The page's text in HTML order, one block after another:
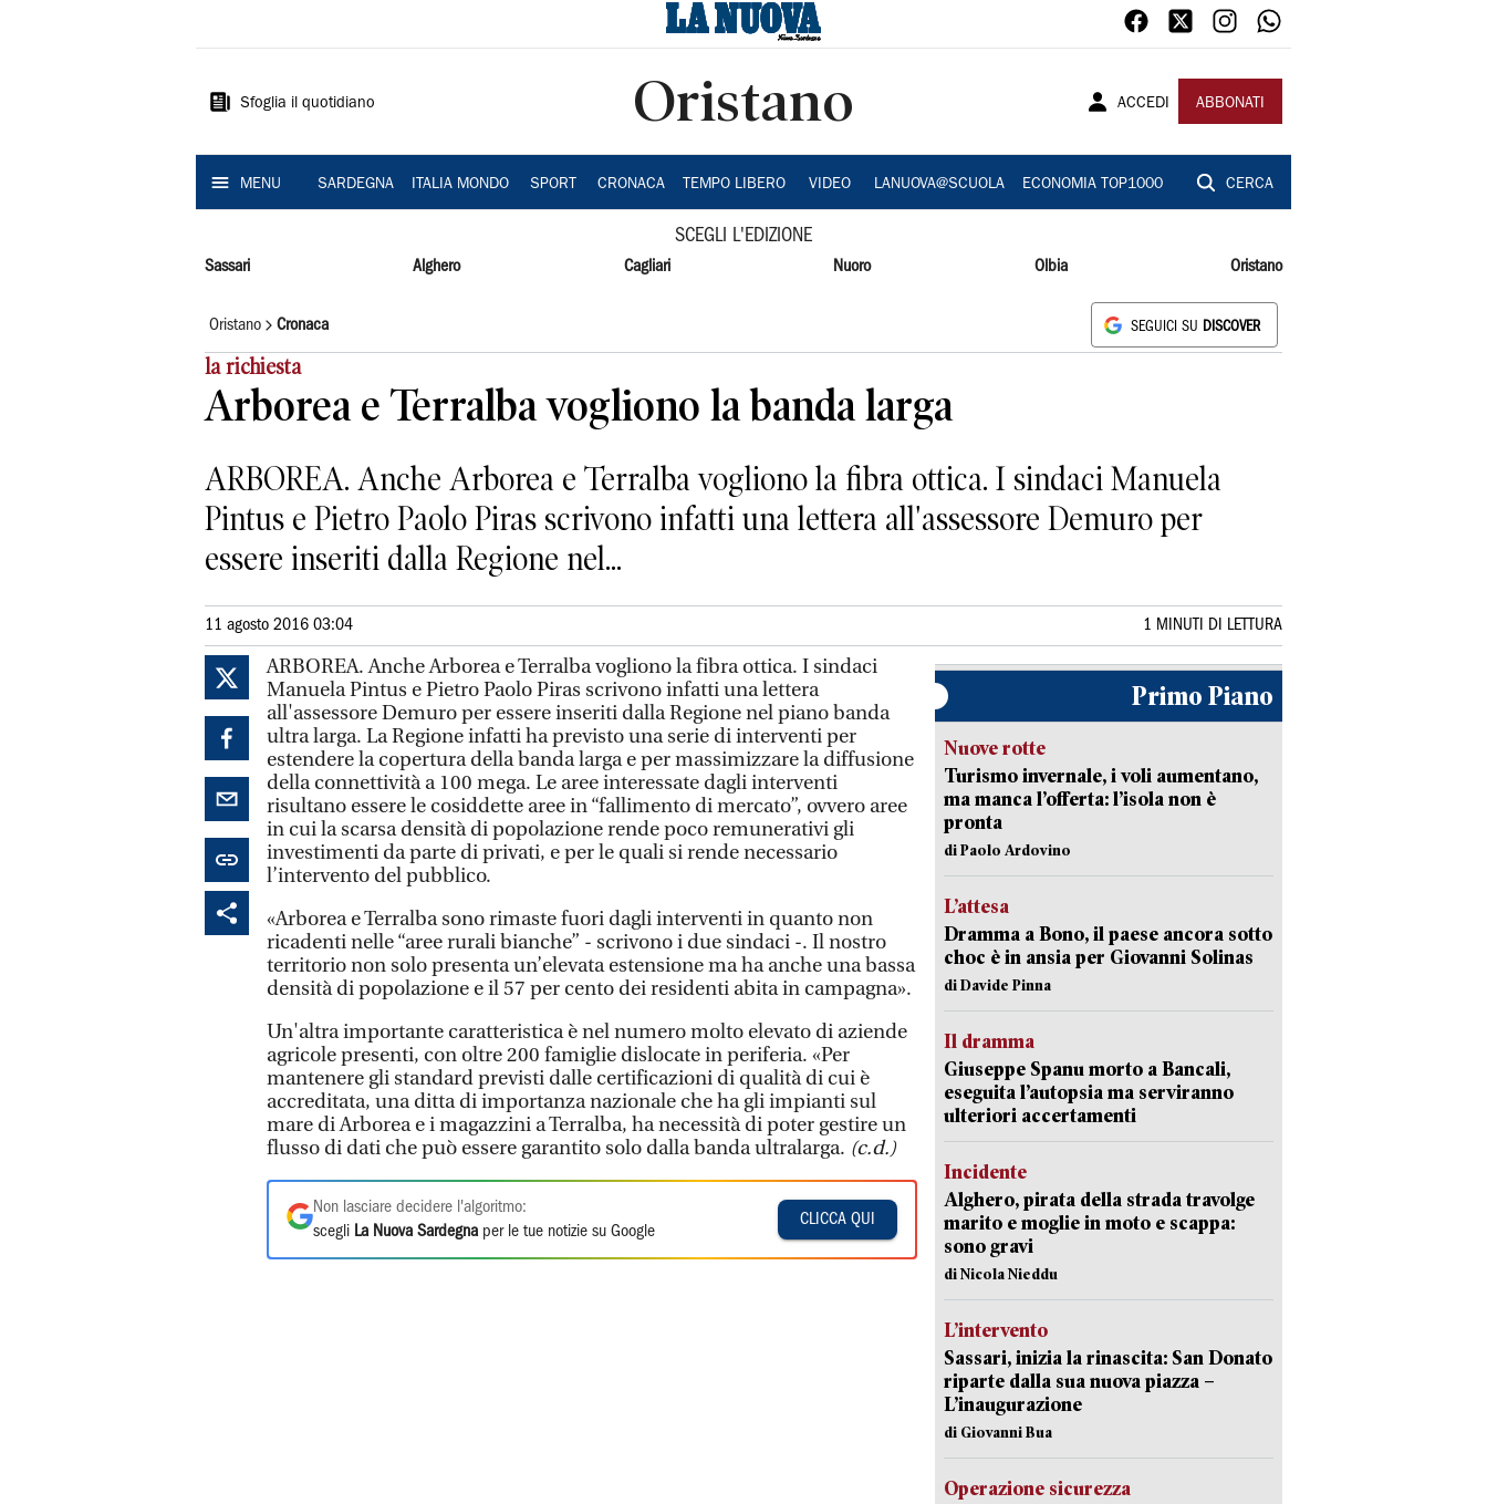
Sardegna
Sfoglia il quotidiano Oristano ACCEDI ABBONATI
MENU SARDEGNA ITALIA MONDO SPORT CRONACA TEMPO LIBERO VIDEO LANUOVA@SCUOLA ECONOMIA TOP1000 CERCA
SCEGLI L'EDIZIONE
Sassari Alghero Cagliari Nuoro Olbia Oristano
Oristano Cronaca SEGUICI SU DISCOVER
la richiesta
Arborea e Terralba vogliono la banda larga
ARBOREA. Anche Arborea e Terralba vogliono la fibra ottica. I sindaci Manuela
Pintus e Pietro Paolo Piras scrivono infatti una lettera all'assessore Demuro per
essere inseriti dalla Regione nel...
11 agosto 2016 03:04 1 MINUTI DI LETTURA
ARBOREA. Anche Arborea e Terralba vogliono la fibra ottica. I sindaci
Manuela Pintus e Pietro Paolo Piras scrivono infatti una lettera
all'assessore Demuro per essere inseriti dalla Regione nel piano banda
ultra larga. La Regione infatti ha previsto una serie di interventi per
estendere la copertura della banda larga e per massimizzare la diffusione
della connettività a 100 mega. Le aree interessate dagli interventi
risultano essere le cosiddette aree in “fallimento di mercato”, ovvero aree
in cui la scarsa densità di popolazione rende poco remunerativi gli
investimenti da parte di privati, e per le quali si rende necessario
l’intervento del pubblico.
«Arborea e Terralba sono rimaste fuori dagli interventi in quanto non
ricadenti nelle “aree rurali bianche” - scrivono i due sindaci -. Il nostro
territorio non solo presenta un’elevata estensione ma ha anche una bassa
densità di popolazione e il 57 per cento dei residenti abita in campagna».
Un'altra importante caratteristica è nel numero molto elevato di aziende
agricole presenti, con oltre 200 famiglie dislocate in periferia. «Per
mantenere gli standard previsti dalle certificazioni di qualità di cui è
accreditata, una ditta di importanza nazionale che ha gli impianti sul
mare di Arborea e i magazzini a Terralba, ha necessità di poter gestire un
flusso di dati che può essere garantito solo dalla banda ultralarga. (c.d.)
Non lasciare decidere l'algoritmo:
scegli La Nuova Sardegna per le tue notizie su Google
CLICCA QUI
Primo Piano
Nuove rotte
Turismo invernale, i voli aumentano,
ma manca l’offerta: l’isola non è
pronta
di Paolo Ardovino
L’attesa
Dramma a Bono, il paese ancora sotto
choc è in ansia per Giovanni Solinas
di Davide Pinna
Il dramma
Giuseppe Spanu morto a Bancali,
eseguita l’autopsia ma serviranno
ulteriori accertamenti
Incidente
Alghero, pirata della strada travolge
marito e moglie in moto e scappa:
sono gravi
di Nicola Nieddu
L’intervento
Sassari, inizia la rinascita: San Donato
riparte dalla sua nuova piazza –
L’inaugurazione
di Giovanni Bua
Operazione sicurezza